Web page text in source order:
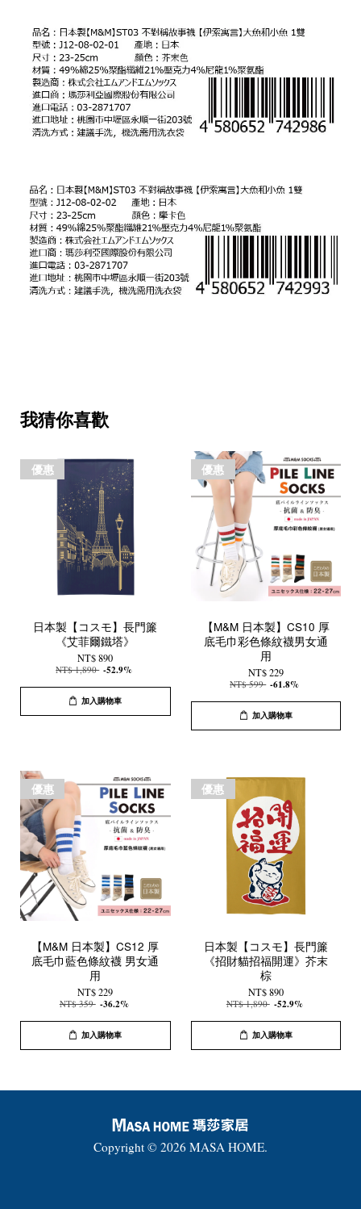
我猜你喜歡
優惠
日本製【コスモ】長門簾
《艾菲爾鐵塔》
NT$ 890
NT$ 1,890 -52.9%
加入購物車
優惠
【M&M 日本製】CS10 厚
底毛巾彩色條紋襪男女通
用
NT$ 229
NT$ 599 -61.8%
加入購物車
優惠
【M&M 日本製】CS12 厚
底毛巾藍色條紋襪 男女通
用
NT$ 229
NT$ 359 -36.2%
加入購物車
優惠
日本製【コスモ】長門簾
《招財貓招福開運》芥末
棕
NT$ 890
NT$ 1,890 -52.9%
加入購物車
Copyright © 2026 MASA HOME.